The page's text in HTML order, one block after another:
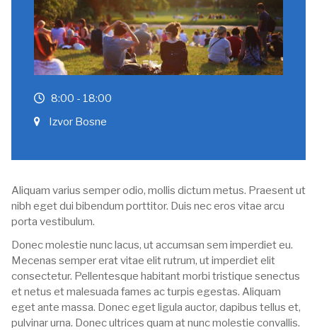
8:00 - 18:00
Izvor Bosne
Aliquam varius semper odio, mollis dictum metus. Praesent ut
nibh eget dui bibendum porttitor. Duis nec eros vitae arcu
porta vestibulum.
Donec molestie nunc lacus, ut accumsan sem imperdiet eu.
Mecenas semper erat vitae elit rutrum, ut imperdiet elit
consectetur. Pellentesque habitant morbi tristique senectus
et netus et malesuada fames ac turpis egestas. Aliquam
eget ante massa. Donec eget ligula auctor, dapibus tellus et,
pulvinar urna. Donec ultrices quam at nunc molestie convallis.